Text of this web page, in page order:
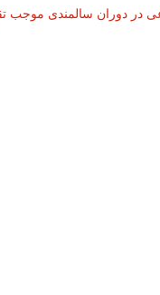
در دوران سالمندی موجب